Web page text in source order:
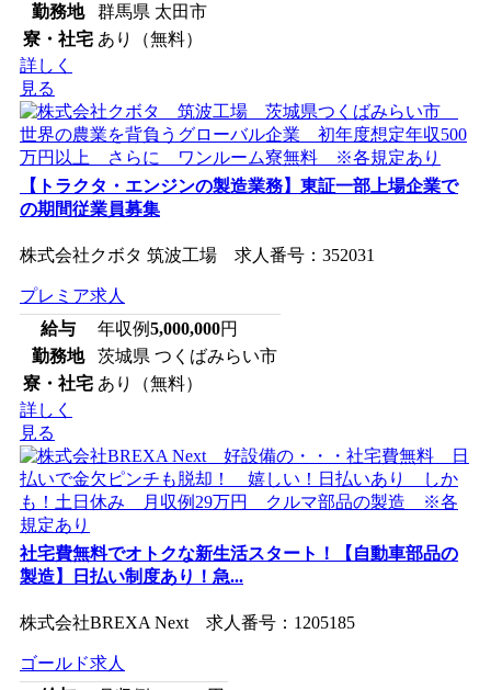
勤務地
群馬県 太田市
寮・社宅 あり（無料）
詳しく
見る
【トラクタ・エンジンの製造業務】東証一部上場企業で
の期間従業員募集
株式会社クボタ 筑波工場 求人番号：352031
プレミア求人
給与
年収例5,000,000円
勤務地
茨城県 つくばみらい市
寮・社宅 あり（無料）
詳しく
見る
社宅費無料でオトクな新生活スタート！【自動車部品の
製造】日払い制度あり！急...
株式会社BREXA Next 求人番号：1205185
ゴールド求人